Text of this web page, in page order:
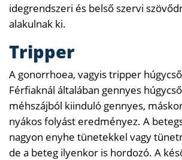
idegrendszeri és belső szervi
alakulnak ki.
Tripper
A gonorrhoea, vagyis tripper
Férfiaknál általában gennyes
méhszájból kiinduló gennyes,
nyákos folyást eredményez. A
nagyon enyhe tünetekkel vagy
de a beteg ilyenkor is hordozó. A